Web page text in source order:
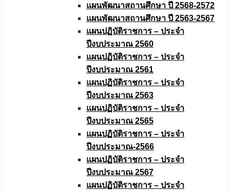
แผนพัฒนาสถานศึกษา ปี 2568-2572
แผนพัฒนาสถานศึกษา ปี 2563-2567
แผนปฏิบัติราชการ – ประจำ
ปีงบประมาณ 2560
แผนปฏิบัติราชการ – ประจำ
ปีงบประมาณ 2561
แผนปฏิบัติราชการ – ประจำ
ปีงบประมาณ 2563
แผนปฏิบัติราชการ – ประจำ
ปีงบประมาณ 2565
แผนปฏิบัติราชการ – ประจำ
ปีงบประมาณ-2566
แผนปฏิบัติราชการ – ประจำ
ปีงบประมาณ 2567
แผนปฏิบัติราชการ – ประจำ